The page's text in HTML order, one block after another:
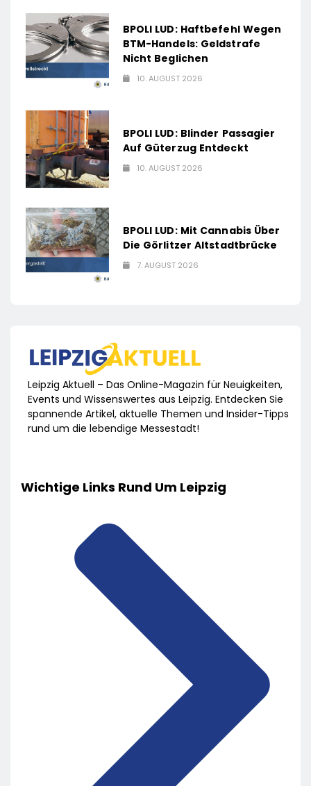
BPOLI LUD: Haftbefehl Wegen
BTM-Handels: Geldstrafe
Nicht Beglichen
10. AUGUST 2026
BPOLI LUD: Blinder Passagier
Auf Güterzug Entdeckt
10. AUGUST 2026
BPOLI LUD: Mit Cannabis Über
Die Görlitzer Altstadtbrücke
7. AUGUST 2026
Leipzig Aktuell – Das Online-Magazin für Neuigkeiten,
Events und Wissenswertes aus Leipzig. Entdecken Sie
spannende Artikel, aktuelle Themen und Insider-Tipps
rund um die lebendige Messestadt!
Wichtige Links Rund Um Leipzig